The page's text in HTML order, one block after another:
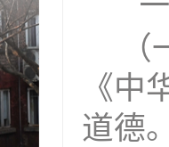
《
道德